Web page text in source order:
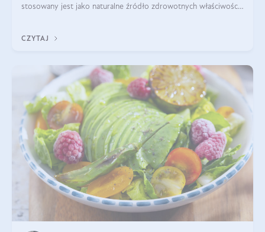
stosowany jest jako naturalne źródło zdrowotnych właściwości.
CZYTAJ